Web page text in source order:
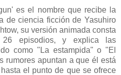
es el nombre que recibe la
de ciencia ficción de Yasuhiro
su versión animada consta
episodios, y explica las
como "La estampida" o "El
rumores apuntan a que él está
el punto de que se ofrece